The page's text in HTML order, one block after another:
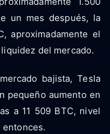
un mes después, la
aproximadamente el
del mercado.
bajista, Tesla
pequeño aumento en
a 11 509 BTC, nivel
entonces.